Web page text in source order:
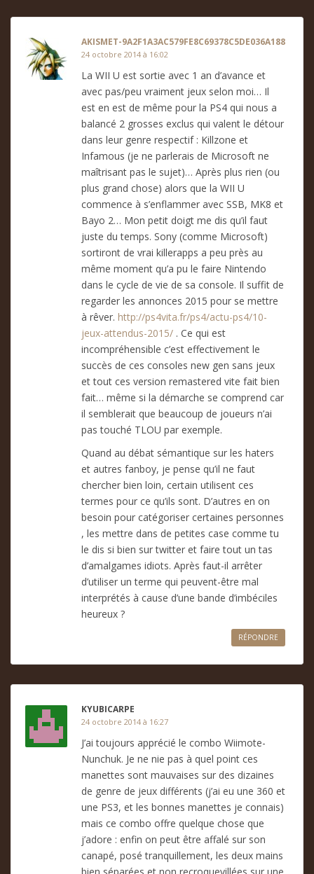
AKISMET-9A2F1A3AC579FE8C69378C5DE036A188
24 octobre 2014 à 16:02
La WII U est sortie avec 1 an d’avance et
avec pas/peu vraiment jeux selon moi… Il
est en est de même pour la PS4 qui nous a
balancé 2 grosses exclus qui valent le détour
dans leur genre respectif : Killzone et
Infamous (je ne parlerais de Microsoft ne
maîtrisant pas le sujet)… Après plus rien (ou
plus grand chose) alors que la WII U
commence à s’enflammer avec SSB, MK8 et
Bayo 2… Mon petit doigt me dis qu’il faut
juste du temps. Sony (comme Microsoft)
sortiront de vrai killerapps a peu près au
même moment qu’a pu le faire Nintendo
dans le cycle de vie de sa console. Il suffit de
regarder les annonces 2015 pour se mettre
à rêver. http://ps4vita.fr/ps4/actu-ps4/10-
jeux-attendus-2015/ . Ce qui est
incompréhensible c’est effectivement le
succès de ces consoles new gen sans jeux
et tout ces version remastered vite fait bien
fait… même si la démarche se comprend car
il semblerait que beaucoup de joueurs n’ai
pas touché TLOU par exemple.
Quand au débat sémantique sur les haters
et autres fanboy, je pense qu’il ne faut
chercher bien loin, certain utilisent ces
termes pour ce qu’ils sont. D’autres en on
besoin pour catégoriser certaines personnes
, les mettre dans de petites case comme tu
le dis si bien sur twitter et faire tout un tas
d’amalgames idiots. Après faut-il arrêter
d’utiliser un terme qui peuvent-être mal
interprétés à cause d’une bande d’imbéciles
heureux ?
RÉPONDRE
KYUBICARPE
24 octobre 2014 à 16:27
J’ai toujours apprécié le combo Wiimote-
Nunchuk. Je ne nie pas à quel point ces
manettes sont mauvaises sur des dizaines
de genre de jeux différents (j’ai eu une 360 et
une PS3, et les bonnes manettes je connais)
mais ce combo offre quelque chose que
j’adore : enfin on peut être affalé sur son
canapé, posé tranquillement, les deux mains
bien séparées et non recroquevillées sur une